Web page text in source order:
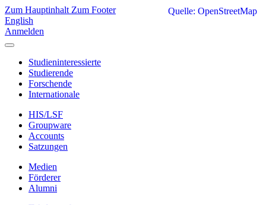
Zum Hauptinhalt Zum Footer
English
Anmelden
Studieninteressierte
Studierende
Forschende
Internationale
HIS/LSF
Groupware
Accounts
Satzungen
Medien
Förderer
Alumni
Quelle: OpenStreetMap